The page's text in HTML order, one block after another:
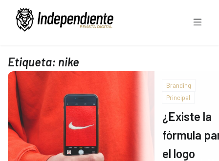
Etiqueta: nike
Branding
Principal
¿Existe la
fórmula
el logo